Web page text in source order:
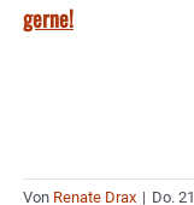
gerne!
Von Renate Drax | Do.